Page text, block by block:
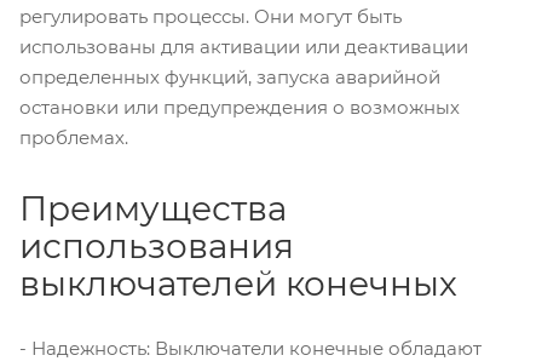
регулировать процессы. Они могут быть
использованы для активации или деактивации
определенных функций, запуска аварийной
остановки или предупреждения о возможных
проблемах.
Преимущества
использования
выключателей конечных
- Надежность: Выключатели конечные обладают